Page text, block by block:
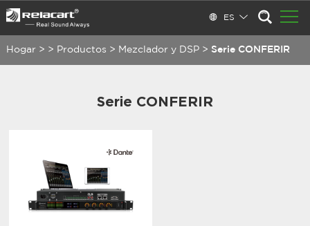
ES
Hogar > > Productos > Mezclador y DSP> Serie CONFERIR
Serie CONFERIR